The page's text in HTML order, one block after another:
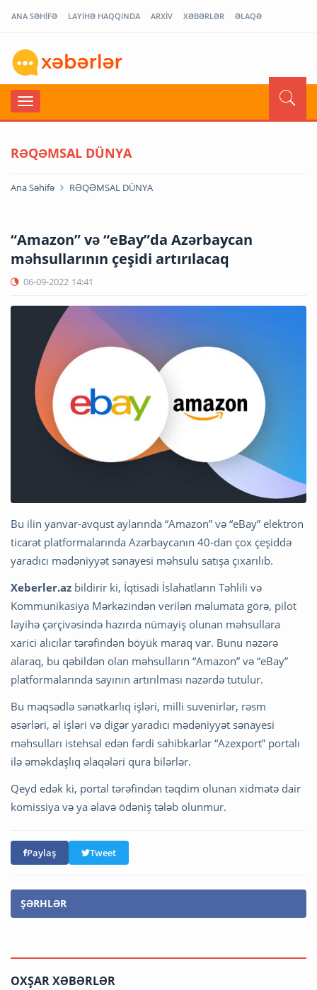
ANA SƏHİFƏ LAYİHƏ HAQQINDA ARXİV XƏBƏRLƏR ƏLAQƏ
RƏQƏMSAL DÜNYA
Ana Səhifə RƏQƏMSAL DÜNYA
“Amazon” və “eBay”da Azərbaycan
məhsullarının çeşidi artırılacaq
06-09-2022 14:41
Bu ilin yanvar-avqust aylarında “Amazon” və “eBay” elektron
ticarət platformalarında Azərbaycanın 40-dan çox çeşiddə
yaradıcı mədəniyyət sənayesi məhsulu satışa çıxarılıb.
Xeberler.az bildirir ki, İqtisadi İslahatların Təhlili və
Kommunikasiya Mərkəzindən verilən məlumata görə, pilot
layihə çərçivəsində hazırda nümayiş olunan məhsullara
xarici alıcılar tərəfindən böyük maraq var. Bunu nəzərə
alaraq, bu qəbildən olan məhsulların “Amazon” və “eBay”
platformalarında sayının artırılması nəzərdə tutulur.
Bu məqsədlə sənətkarlıq işləri, milli suvenirlər, rəsm
əsərləri, əl işləri və digər yaradıcı mədəniyyət sənayesi
məhsulları istehsal edən fərdi sahibkarlar “Azexport” portalı
ilə əməkdaşlıq əlaqələri qura bilərlər.
Qeyd edək ki, portal tərəfindən təqdim olunan xidmətə dair
komissiya və ya əlavə ödəniş tələb olunmur.
Paylaş Tweet
ŞƏRHLƏR
OXŞAR XƏBƏRLƏR